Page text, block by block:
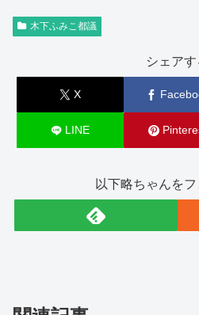
木下ふみこ都議
シェアす
X
LINE
以下略ちゃんを